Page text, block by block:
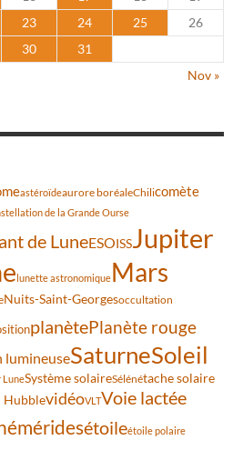
23 24 25
26
30
31
Nov »
astéroïdeaurore boréaleChilicomète
de la Grande Ourse
de LuneESOISSJupiter
lunette astronomiqueMars
Nuits-Saint-Georgesoccultation
planètePlanète rouge
lumineuseSaturneSoleil
LuneSystème solaireSélénétache solaire
HubblevidéoVLTVoie lactée
étoileétoile polaire